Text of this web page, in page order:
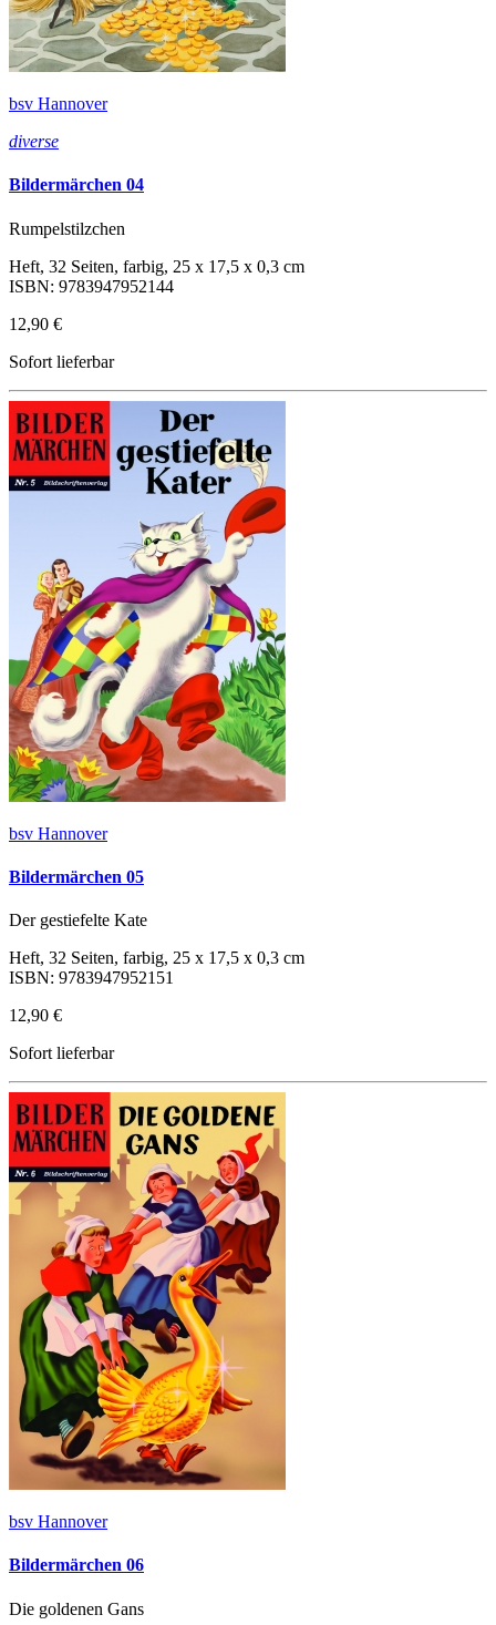
bsv Hannover
diverse
Bildermärchen 04
Rumpelstilzchen
Heft, 32 Seiten, farbig, 25 x 17,5 x 0,3 cm
ISBN: 9783947952144
12,90 €
Sofort lieferbar
bsv Hannover
Bildermärchen 05
Der gestiefelte Kate
Heft, 32 Seiten, farbig, 25 x 17,5 x 0,3 cm
ISBN: 9783947952151
12,90 €
Sofort lieferbar
bsv Hannover
Bildermärchen 06
Die goldenen Gans